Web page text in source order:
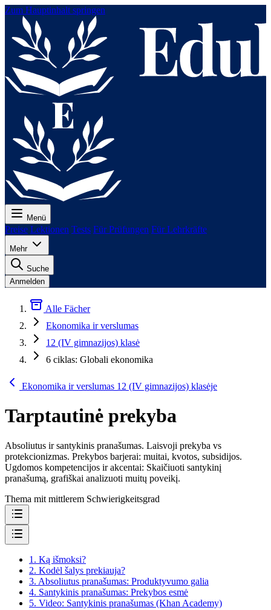
Zum Hauptinhalt springen
Menü
Preise Lektionen Tests Für Prüfungen Für Lehrkräfte
Mehr
Suche
Anmelden
Alle Fächer
Ekonomika ir verslumas
12 (IV gimnazijos) klasė
6 ciklas: Globali ekonomika
Ekonomika ir verslumas 12 (IV gimnazijos) klasėje
Tarptautinė prekyba
Absoliutus ir santykinis pranašumas. Laisvoji prekyba vs
protekcionizmas. Prekybos barjerai: muitai, kvotos, subsidijos.
Ugdomos kompetencijos ir akcentai: Skaičiuoti santykinį
pranašumą, grafiškai analizuoti muitų poveikį.
Thema mit mittlerem Schwierigkeitsgrad
1. Ką išmoksi?
2. Kodėl šalys prekiauja?
3. Absoliutus pranašumas: Produktyvumo galia
4. Santykinis pranašumas: Prekybos esmė
5. Video: Santykinis pranašumas (Khan Academy)